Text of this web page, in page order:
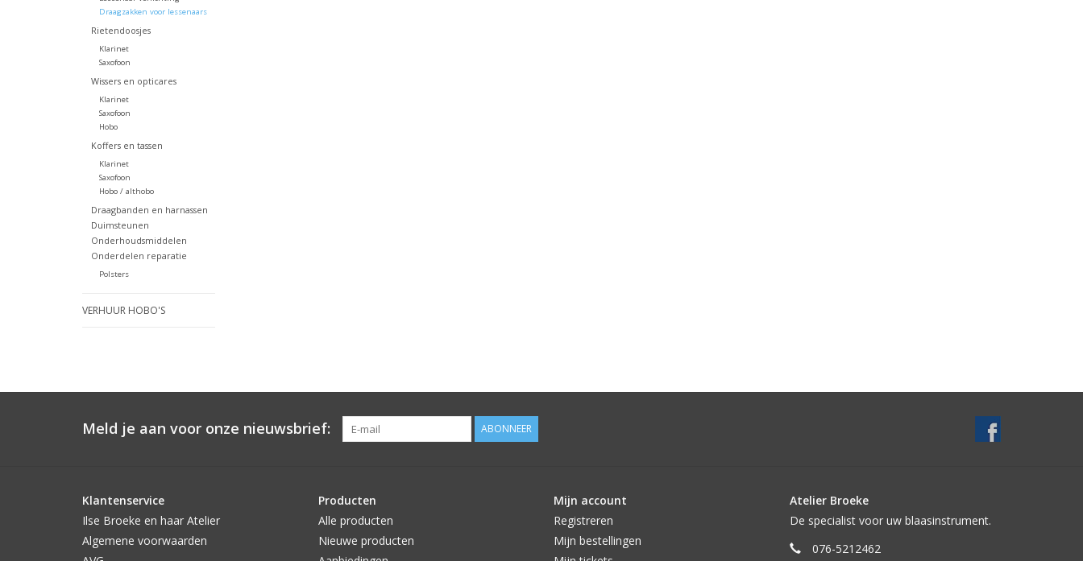
Draagzakken voor lessenaars
Rietendoosjes
Klarinet
Saxofoon
Wissers en opticares
Klarinet
Saxofoon
Hobo
Koffers en tassen
Klarinet
Saxofoon
Hobo / althobo
Draagbanden en harnassen
Duimsteunen
Onderhoudsmiddelen
Onderdelen reparatie
Polsters
VERHUUR HOBO'S
Meld je aan voor onze nieuwsbrief: ABONNEER
Klantenservice
Ilse Broeke en haar Atelier
Algemene voorwaarden
Producten
Alle producten
Nieuwe producten
Mijn account
Registreren
Mijn bestellingen
Atelier Broeke
De specialist voor uw blaasinstrument.
076-5212462